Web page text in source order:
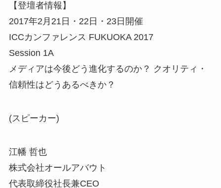
【登壇者情報】
2017年2月21日・22日・23日開催
ICCカンファレンス FUKUOKA 2017
Session 1A
メディアは今後どう進化するのか？ クオリティ・
信頼性はどうあるべきか？
(スピーカー)
江幡 哲也
株式会社オールアバウト
代表取締役社長兼CEO